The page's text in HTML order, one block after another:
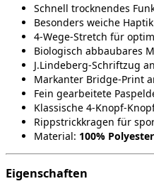
Schnell trocknendes
Besonders weiche
4‑Wege‑Stretch für
Biologisch abbaubares
J.Lindeberg‑Schriftzug
Markanter Bridge‑Print
Fein gearbeitete
Klassische
Rippstrickkragen für
Material: 100% Polyester
Eigenschaften